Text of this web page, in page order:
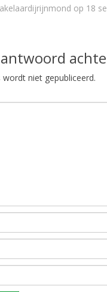
op 18
niet gepubliceerd.